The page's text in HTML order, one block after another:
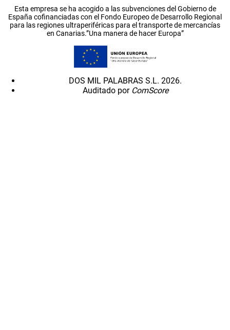
Esta empresa se ha acogido a las subvenciones del Gobierno de
España cofinanciadas con el Fondo Europeo de Desarrollo Regional
para las regiones ultraperiféricas para el transporte de mercancías
en Canarias.”Una manera de hacer Europa”
DOS MIL PALABRAS S.L. 2026.
Auditado por ComScore